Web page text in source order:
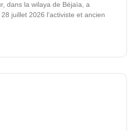
dans la wilaya de Béjaïa, a
juillet 2026 l’activiste et ancien